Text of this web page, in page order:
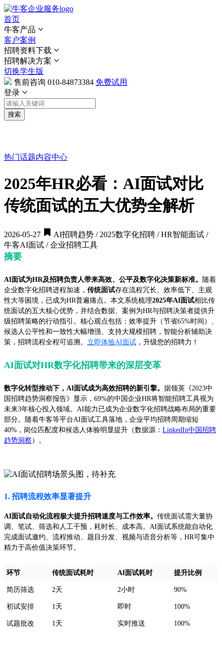
首页
牛客产品
客户案例
招聘资料下载
招聘解决方案
切换学生版
售前咨询 010-84873384 免费试用
登录
搜索
热门话题内容中心
2025年HR必看：AI面试对比
传统面试的五大优势全解析
2026-05-27
AI招聘趋势 / 2025数字化招聘 / HR智能面试 /
牛客AI面试 / 企业招聘工具
摘要
AI面试为HR及招聘负责人带来高效、公平及数字化决策新标准。
随着
企业数字化招聘进程加速， 传统面试存在流程冗长、效率低下、主观
性大等困境，已成为HR普遍痛点。本文系统梳理2025年AI面试相比传
统面试的五大核心优势，并结合数据、案例为HR与招聘决策者提供升
级招聘策略的行动指引。核心观点包括：效率提升（节省65%时间）、
候选人公平性和一致性大幅增强、支持大规模招聘，智能分析辅助决
策，招聘流程全程可追溯。 立即体验AI面试 ，升级您的招聘力！
AI面试对HR数字化招聘带来的深层变革
数字化转型推动下，AI面试成为高效招聘的新引擎。 据领英《2023中
国招聘趋势洞察报告》显示，69%的中国企业HR将智能招聘工具视为
未来3年核心投入领域。AI能力已成为企业数字化招聘战略布局的重要
部分。随着牛客等平台AI面试工具落地，企业平均招聘周期缩短
40%，岗位匹配度和候选人体验明显提升（数据源： LinkedIn中国招聘
趋势洞察 ）。
1. 招聘流程效率显著提升
AI面试自动化流程极大提升招聘速度与工作效率。 传统面试需大量协
调、笔试、筛选和人工干预，耗时长、成本高。AI面试系统能自动化
完成面试邀约、流程推动、题目分发、视频与语音分析等，HR可集中
精力于高价值决策环节。
环节 传统面试耗时 AI面试耗时 提升比例
简历筛选 2天 2小时 90%
初试安排 1天 即时 100%
试题批改 1天 实时推送 100%